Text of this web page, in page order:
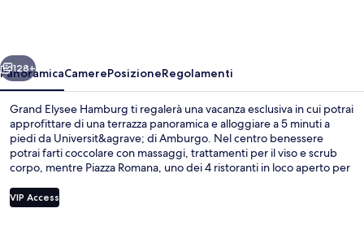
Avanti
128+
PanoramicaCamerePosizioneRegolamenti
Grand Elysee Hamburg ti regalerà una vacanza esclusiva in cui potrai
approfittare di una terrazza panoramica e alloggiare a 5 minuti a
piedi da Universit&agrave; di Amburgo. Nel centro benessere
potrai farti coccolare con massaggi, trattamenti per il viso e scrub
corpo, mentre Piazza Romana, uno dei 4 ristoranti in loco aperto per
cucina mediterranea. Gli altri punti di forza di questo hotel di lusso
sono 3 bar/lounge, una piscina coperta e un bar a bordo piscina.
VIP Access